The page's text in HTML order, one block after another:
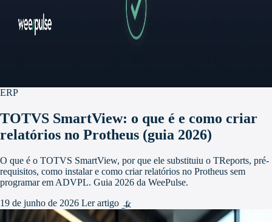
ERP
TOTVS SmartView: o que é e como criar
relatórios no Protheus (guia 2026)
O que é o TOTVS SmartView, por que ele substituiu o TReports, pré-
requisitos, como instalar e como criar relatórios no Protheus sem
programar em ADVPL. Guia 2026 da WeePulse.
19 de junho de 2026 Ler artigo
arrow_forward